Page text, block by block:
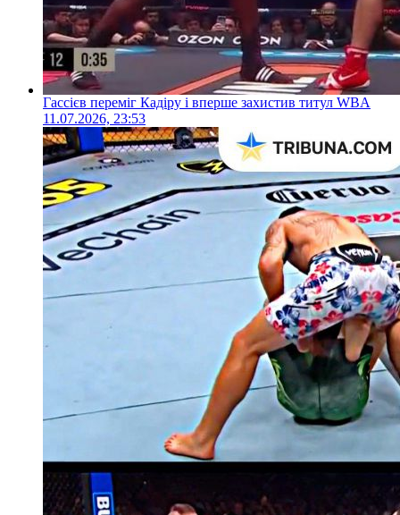
Гассієв переміг Кадіру і вперше захистив титул WBA
11.07.2026, 23:53